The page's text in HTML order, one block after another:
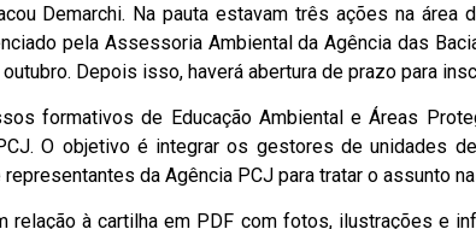
Demarchi. Na pauta estavam três ações na
pela Assessoria Ambiental da Agência das
Depois isso, haverá abertura de prazo para
formativos de Educação Ambiental e Áreas
O objetivo é integrar os gestores de unidades
da Agência PCJ para tratar o assunto
à cartilha em PDF com fotos, ilustrações e